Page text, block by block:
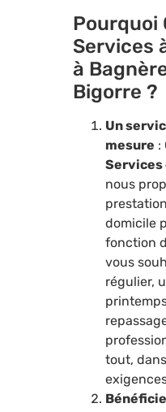
Pourquoi
Services
à
Bigorre ?
Un
mesure :
Services
nous
domicile
fonction
vous
régulier,
tout,